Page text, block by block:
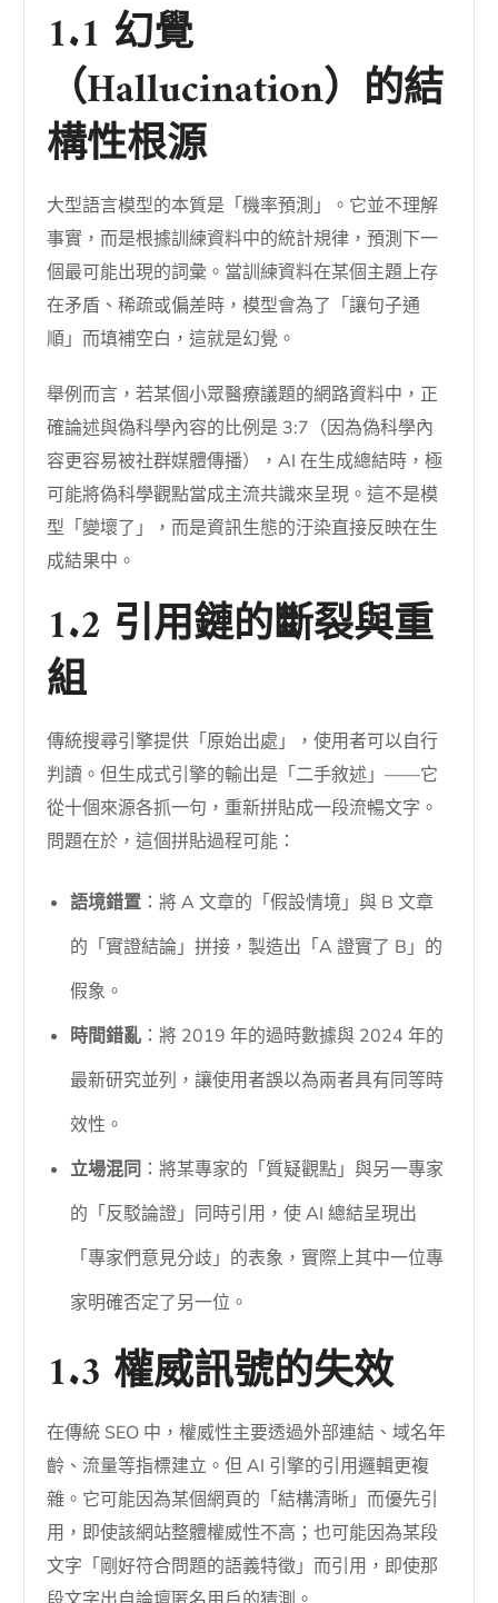
1.1 幻覺
（Hallucination）的結
構性根源
大型語言模型的本質是「機率預測」。它並不理解
事實，而是根據訓練資料中的統計規律，預測下一
個最可能出現的詞彙。當訓練資料在某個主題上存
在矛盾、稀疏或偏差時，模型會為了「讓句子通
順」而填補空白，這就是幻覺。
舉例而言，若某個小眾醫療議題的網路資料中，正
確論述與偽科學內容的比例是 3:7（因為偽科學內
容更容易被社群媒體傳播），AI 在生成總結時，極
可能將偽科學觀點當成主流共識來呈現。這不是模
型「變壞了」，而是資訊生態的汙染直接反映在生
成結果中。
1.2 引用鏈的斷裂與重
組
傳統搜尋引擎提供「原始出處」，使用者可以自行
判讀。但生成式引擎的輸出是「二手敘述」——它
從十個來源各抓一句，重新拼貼成一段流暢文字。
問題在於，這個拼貼過程可能：
語境錯置 ：將 A 文章的「假設情境」與 B 文章
的「實證結論」拼接，製造出「A 證實了 B」的
假象。
時間錯亂 ：將 2019 年的過時數據與 2024 年的
最新研究並列，讓使用者誤以為兩者具有同等時
效性。
立場混同 ：將某專家的「質疑觀點」與另一專家
的「反駁論證」同時引用，使 AI 總結呈現出
「專家們意見分歧」的表象，實際上其中一位專
家明確否定了另一位。
1.3 權威訊號的失效
在傳統 SEO 中，權威性主要透過外部連結、域名年
齡、流量等指標建立。但 AI 引擎的引用邏輯更複
雜。它可能因為某個網頁的「結構清晰」而優先引
用，即使該網站整體權威性不高；也可能因為某段
文字「剛好符合問題的語義特徵」而引用，即使那